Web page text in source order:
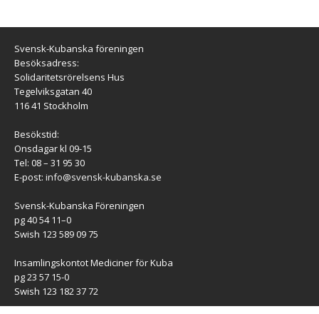
Svensk-Kubanska föreningen
Besöksadress:
Solidaritetsrörelsens Hus
Tegelviksgatan 40
116 41 Stockholm
Besökstid:
Onsdagar kl 09-15
Tel: 08 – 31 95 30
E-post: info@svensk-kubanska.se
Svensk-Kubanska Föreningen
pg 40 54 11–0
Swish 123 589 09 75
Insamlingskontot Mediciner för Kuba
pg 23 57 15-0
Swish 123 182 37 72